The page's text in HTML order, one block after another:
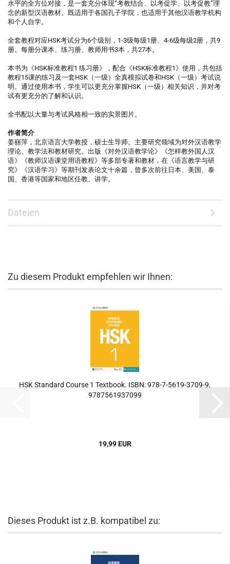
水平的全方位对接，是一套充分体现“考教结合、以考促学、以考促教”理
念的新型汉语教材。既适用于各国孔子学院，也适用于其他汉语教学机构
和个人自学。
全套教程对应HSK考试分为6个级别，1-3级每级1册、4-6级每级2册，共9
册。每册分课本、练习册、教师用书3本，共27本。
本书为《HSK标准教程1 练习册》，配合《HSK标准教程1》使用，共包括
教程15课的练习及一套HSK（一级）全真模拟试卷和HSK（一级）考试说
明。通过使用本书，学生可以更充分掌握HSK（一级）相关知识，并对考
试有更充分的了解和认识。
全书配以大量与考试风格相一致的实景图片。
作者简介
姜丽萍，北京语言大学教授，硕士生导师。主要研究领域为对外汉语教学
理论、教学法和教材研究。出版《对外汉语教学论》《怎样教外国人汉
语》《教师汉语课堂用语教程》等多部专著和教材，在《语言教学与研
究》《汉语学习》等期刊发表论文十余篇，曾多次前往日本、美国、泰
国、香港等国家和地区任教、讲学。
Dateien
Zu diesem Produkt empfehlen wir Ihnen:
HSK Standard Course 1 Textbook. ISBN: 978-7-5619-3709-9,
9787561937099
19,99 EUR
Dieses Produkt ist z.B. kompatibel zu: